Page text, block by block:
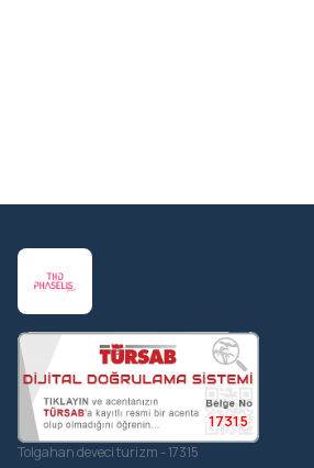
17315
Tolgahan deveci turizm - 17315